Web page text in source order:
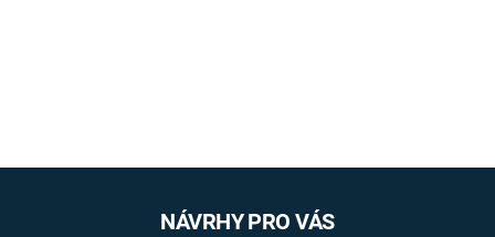
NÁVRHY PRO VÁS